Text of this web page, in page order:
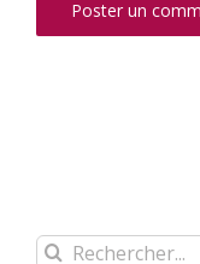
Rechercher: